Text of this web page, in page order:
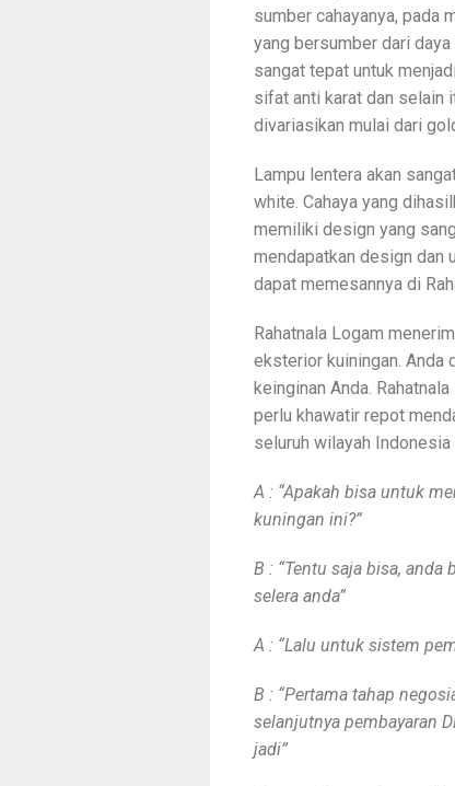
sumber cahayanya, pada
yang bersumber dari
sangat tepat untuk
sifat anti karat dan selain
divariasikan mulai dari
Lampu lentera akan
white. Cahaya yang
memiliki design yang
mendapatkan design dan
dapat memesannya di
Rahatnala Logam
eksterior kuiningan. Anda
keinginan Anda.
perlu khawatir repot
seluruh wilayah Indonesia
A : “Apakah bisa untuk
kuningan ini?”
B : “Tentu saja bisa,
selera anda”
A : “Lalu untuk sistem
B : “Pertama tahap
selanjutnya pembayaran
jadi”